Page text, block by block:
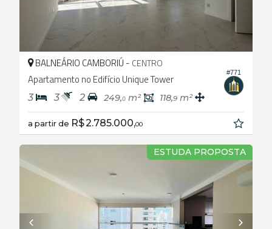
#771
BALNEÁRIO CAMBORIÚ - CENTRO
Apartamento no Edifício Unique Tower
3 3 2 249,0 m² 118,9 m²
a partir de R$ 2.785.000,00
ESTUDA PROPOSTA